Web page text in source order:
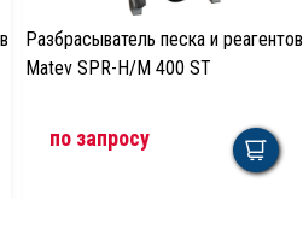
Разбрасыватель песка и реагентов
Matev SPR-H/M 400 ST
по запросу